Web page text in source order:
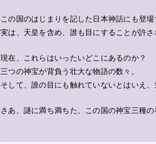
この国のはじまりを記した日本神話にも登場
実は、天皇を含め、誰も目にすることが許さ
現在、これらはいったいどこにあるのか？
三つの神宝が背負う壮大な物語の数々。
そして、誰の目にも触れていないとはいえ
さあ、謎に満ち満ちた、この国の神宝三種の